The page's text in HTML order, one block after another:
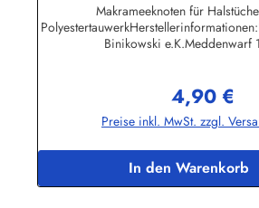
Makrameeknoten für
Binikowski e.K.Meddenwarf
Regulärer
4,90 €
Preise inkl. MwSt. zzgl.
In den Warenkorb